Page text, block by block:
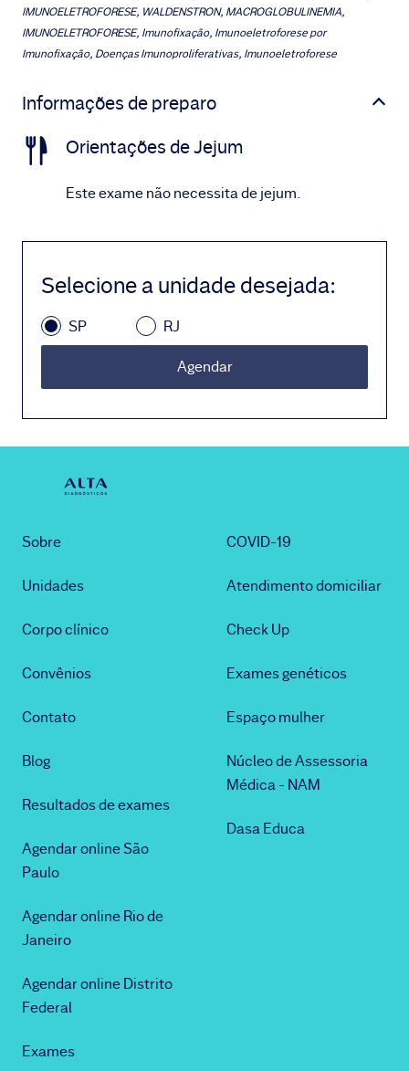
IMUNOELETROFORESE, WALDENSTRON, MACROGLOBULINEMIA,
IMUNOELETROFORESE, Imunofixação, Imunoeletroforese por
Imunofixação, Doenças Imunoproliferativas, Imunoeletroforese
Informações de preparo
Orientações de Jejum
Este exame não necessita de jejum.
Selecione a unidade desejada:
SP RJ
Agendar
Sobre
Unidades
Corpo clínico
Convênios
Contato
Blog
Resultados de exames
Agendar online São
Paulo
Agendar online Rio de
Janeiro
Agendar online Distrito
Federal
Exames
COVID-19
Atendimento domiciliar
Check Up
Exames genéticos
Espaço mulher
Núcleo de Assessoria
Médica - NAM
Dasa Educa